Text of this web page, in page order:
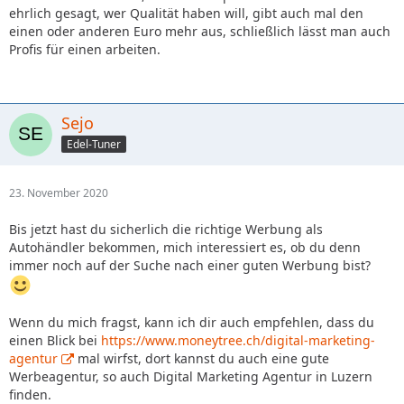
ehrlich gesagt, wer Qualität haben will, gibt auch mal den
einen oder anderen Euro mehr aus, schließlich lässt man auch
Profis für einen arbeiten.
Sejo
Edel-Tuner
23. November 2020
Bis jetzt hast du sicherlich die richtige Werbung als
Autohändler bekommen, mich interessiert es, ob du denn
immer noch auf der Suche nach einer guten Werbung bist?
Wenn du mich fragst, kann ich dir auch empfehlen, dass du
einen Blick bei https://www.moneytree.ch/digital-marketing-
agentur
mal wirfst, dort kannst du auch eine gute
Werbeagentur, so auch Digital Marketing Agentur in Luzern
finden.